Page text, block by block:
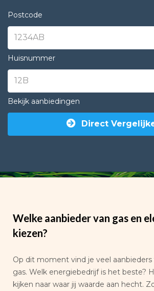
Postcode
Huisnummer
Bekijk aanbiedingen
Direct
Welke aanbieder van gas en
kiezen?
Op dit moment vind je veel
gas. Welk energiebedrijf is het beste?
kijken naar waar jij waarde aan hecht.